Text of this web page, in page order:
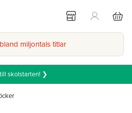
miljontals titlar
skolstarten! ❯